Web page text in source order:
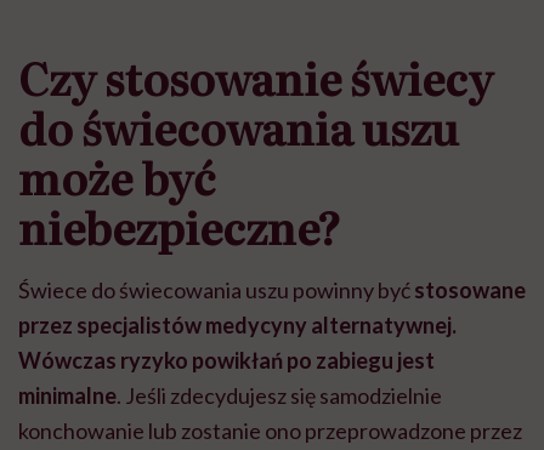
Czy stosowanie świecy
do świecowania uszu
może być
niebezpieczne?
Świece do świecowania uszu powinny byćstosowane
przez specjalistów medycyny alternatywnej.
Wówczas ryzyko powikłań po zabiegu jest
minimalne. Jeśli zdecydujesz się samodzielnie
konchowanie lub zostanie ono przeprowadzone przez